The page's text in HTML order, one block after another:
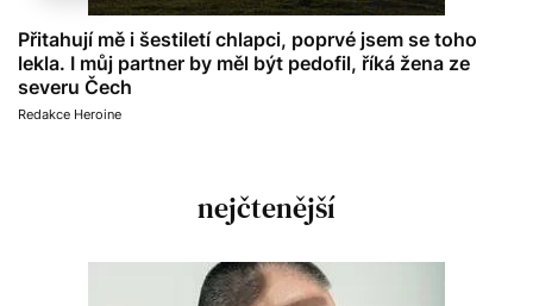
Přitahují mě i šestiletí chlapci, poprvé jsem se toho
lekla. I můj partner by měl být pedofil, říká žena ze
severu Čech
Redakce Heroine
nejčtenější